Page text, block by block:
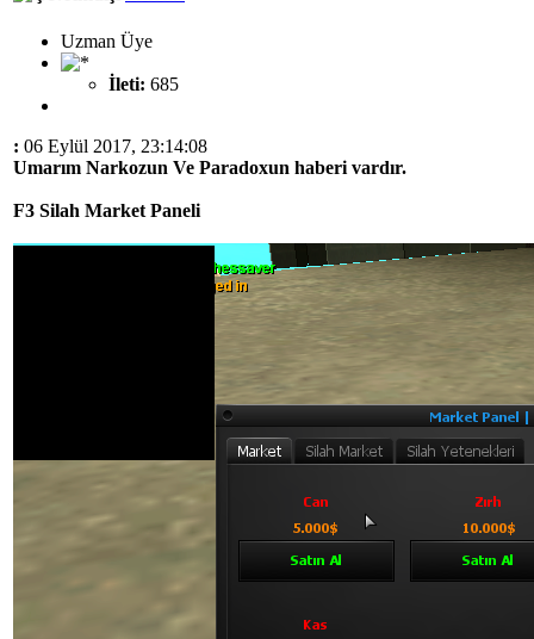
Uzman Üye
İleti: 685
: 06 Eylül 2017, 23:14:08
Umarım Narkozun Ve Paradoxun haberi vardır.
F3 Silah Market Paneli